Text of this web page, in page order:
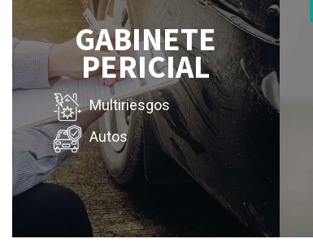
GABINETE
PERICIAL
Multiriesgos
Autos